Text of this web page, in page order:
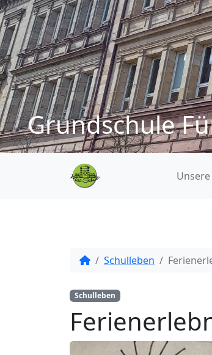
Grundschule
Schulleben
Schulleben